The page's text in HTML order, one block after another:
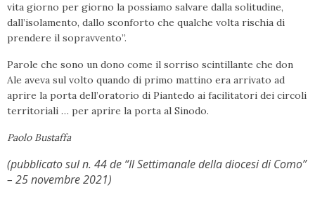
vita giorno per giorno la possiamo salvare dalla solitudine,
dall’isolamento, dallo sconforto che qualche volta rischia di
prendere il sopravvento”.
Parole che sono un dono come il sorriso scintillante che don
Ale aveva sul volto quando di primo mattino era arrivato ad
aprire la porta dell’oratorio di Piantedo ai facilitatori dei circoli
territoriali … per aprire la porta al Sinodo.
Paolo Bustaffa
(pubblicato sul n. 44 de “Il Settimanale della diocesi di Como”
– 25 novembre 2021)